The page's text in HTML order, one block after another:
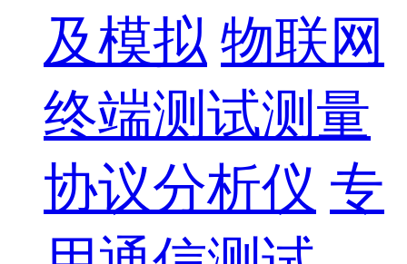
及模拟 物联网
终端测试测量
协议分析仪 专